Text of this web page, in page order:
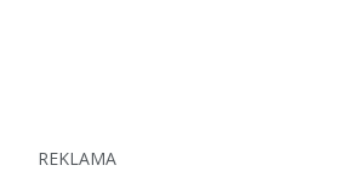
REKLAMA